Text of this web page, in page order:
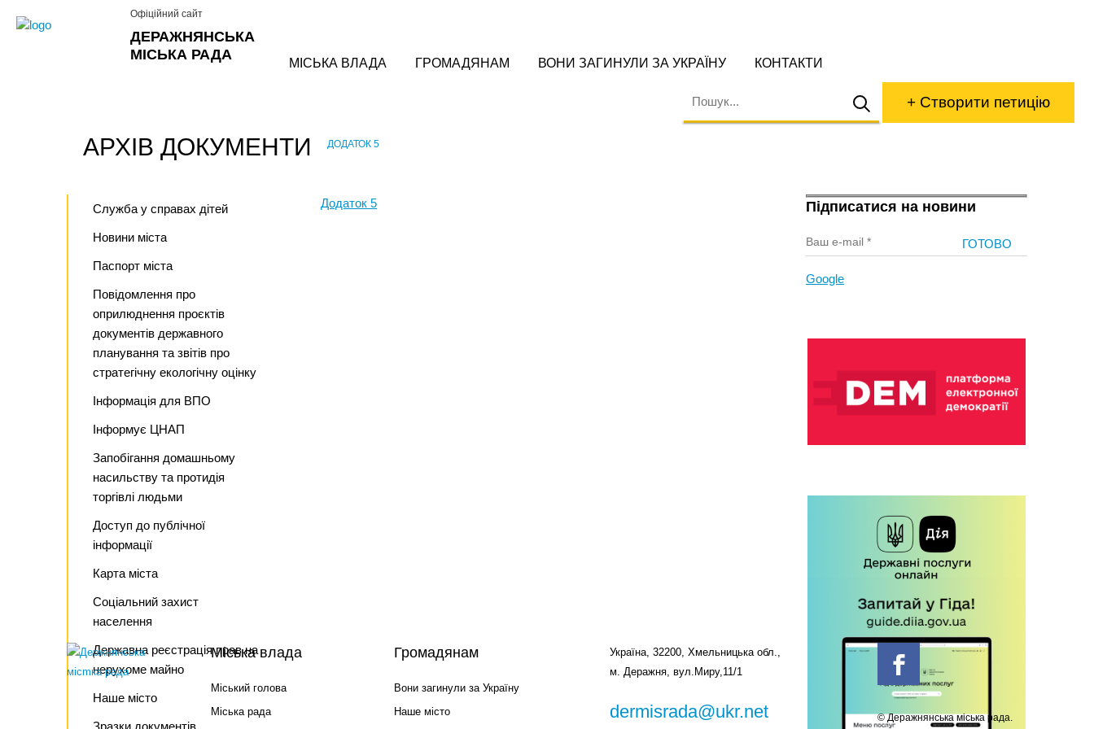
ДЕРАЖНЯНСЬКА
МІСЬКА РАДА
Офіційний сайт
МІСЬКА ВЛАДА ГРОМАДЯНАМ ВОНИ ЗАГИНУЛИ ЗА УКРАЇНУ КОНТАКТИ
+ Створити петицію
АРХІВ ДОКУМЕНТИ ДОДАТОК 5
Служба у справах дітей
Новини міста
Паспорт міста
Повідомлення про
оприлюднення проєктів
документів державного
планування та звітів про
стратегічну екологічну оцінку
Інформація для ВПО
Інформує ЦНАП
Запобігання домашньому
насильству та протидія
торгівлі людьми
Доступ до публічної
інформації
Карта міста
Соціальний захист
населення
Державна реєстрація прав на
нерухоме майно
Наше місто
Зразки документів
Підписатися на новини
Google
Додаток 5
Міська влада
Міський голова
Міська рада
Громадянам
Вони загинули за Україну
Наше місто
Україна, 32200, Хмельницька обл.,
м. Деражня, вул.Миру,11/1
dermisrada@ukr.net
© Деражнянська міська рада.